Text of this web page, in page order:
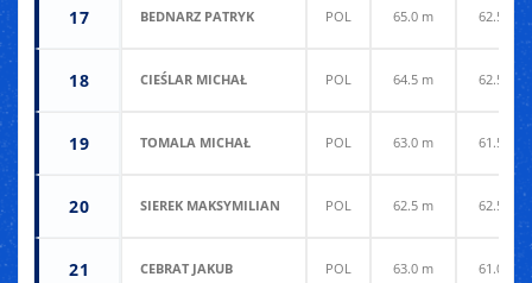
17 BEDNARZ PATRYK POL 65.0 m 62.5 m
18 CIEŚLAR MICHAŁ POL 64.5 m 62.5 m
19 TOMALA MICHAŁ POL 63.0 m 61.5 m
20 SIEREK MAKSYMILIAN POL 62.5 m 62.5 m
21 CEBRAT JAKUB POL 63.0 m 61.0 m